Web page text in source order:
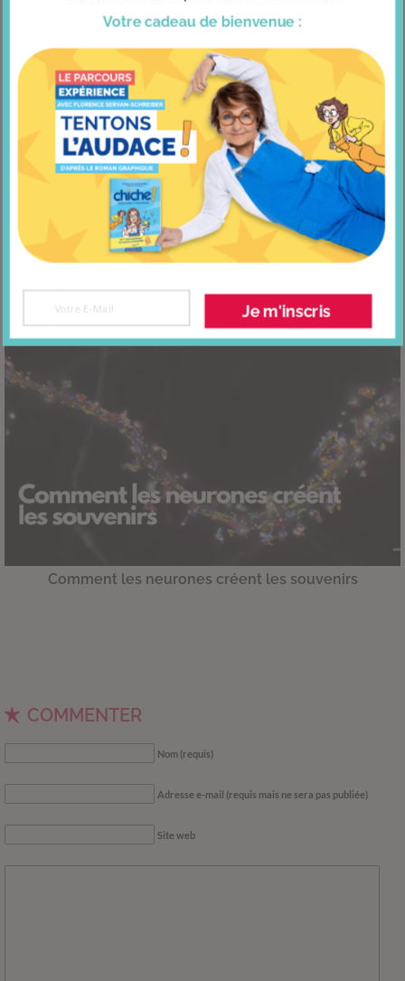
Comment les neurones créent les souvenirs
COMMENTER
Nom (requis)
Adresse e-mail (requis mais ne sera pas publiée)
Site web
Votre cadeau de bienvenue :
Je m'inscris